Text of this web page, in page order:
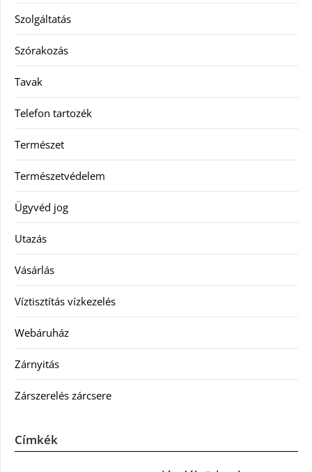
Szolgáltatás
Szórakozás
Tavak
Telefon tartozék
Természet
Természetvédelem
Ügyvéd jog
Utazás
Vásárlás
Víztisztítás vízkezelés
Webáruház
Zárnyitás
Zárszerelés zárcsere
Címkék